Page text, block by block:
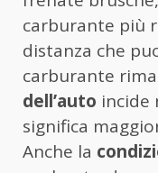
carburante più
distanza che
carburante
dell’auto incide
significa
Anche la